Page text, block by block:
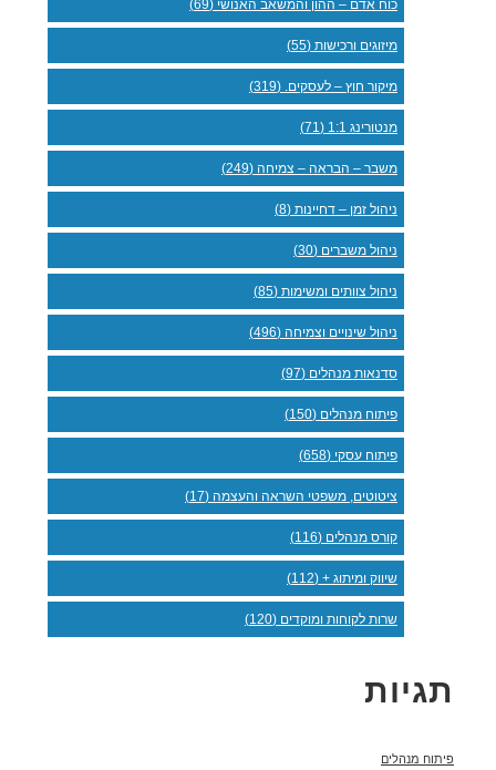
כוח אדם – ההון והמשאב האנושי (69)
מיזוגים ורכישות (55)
מיקור חוץ – לעסקים. (319)
מנטורינג 1:1 (71)
משבר – הבראה – צמיחה (249)
ניהול זמן – דחיינות (8)
ניהול משברים (30)
ניהול צוותים ומשימות (85)
ניהול שינויים וצמיחה (496)
סדנאות מנהלים (97)
פיתוח מנהלים (150)
פיתוח עסקי (658)
ציטוטים, משפטי השראה והעצמה (17)
קורס מנהלים (116)
שיווק ומיתוג + (112)
שרות לקוחות ומוקדים (120)
תגיות
פיתוח מנהלים